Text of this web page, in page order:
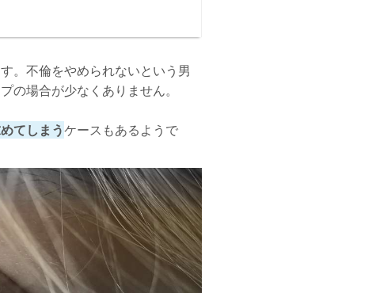
。不倫をやめられないという男
の場合が少なくありません。
てしまうケースもあるようで